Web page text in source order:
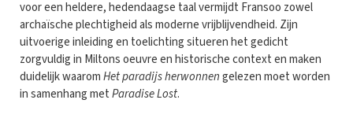
voor een heldere, hedendaagse taal vermijdt Fransoo zowel
archaïsche plechtigheid als moderne vrijblijvendheid. Zijn
uitvoerige inleiding en toelichting situeren het gedicht
zorgvuldig in Miltons oeuvre en historische context en maken
duidelijk waaromHet paradijs herwonnengelezen moet worden
in samenhang metParadise Lost.